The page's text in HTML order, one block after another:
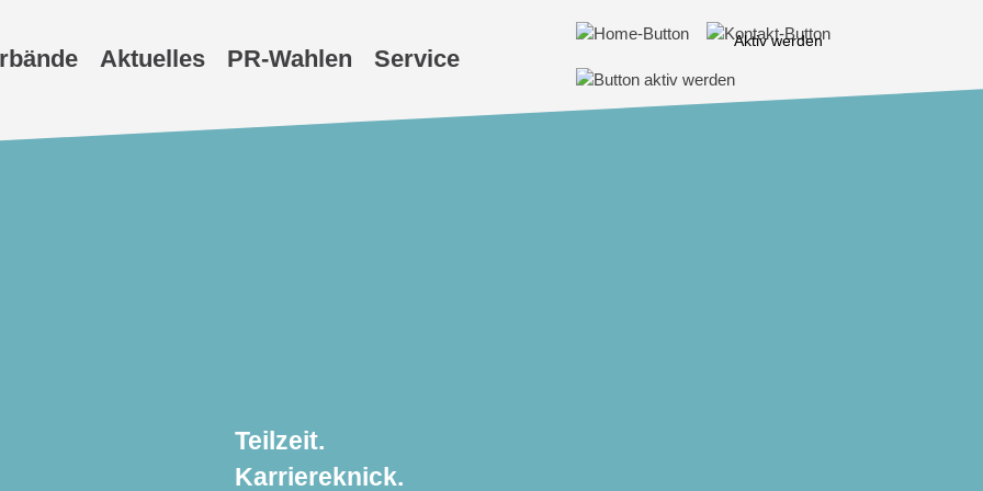
Aktiv werden
Aktuelles PR-Wahlen Service
Teilzeit.
Karriereknick.